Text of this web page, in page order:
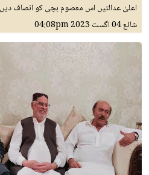
اعلیٰ عدالتیں اس معصوم بچی کو انصاف
شائع04 اگست 2023 04:08pm